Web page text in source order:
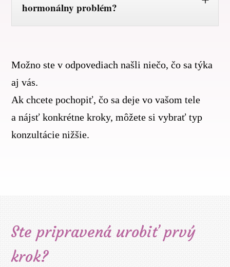
hormonálny problém?
Možno ste v odpovediach našli niečo, čo sa týka
aj vás.
Ak chcete pochopiť, čo sa deje vo vašom tele
a nájsť konkrétne kroky, môžete si vybrať typ
konzultácie nižšie.
Ste pripravená urobiť prvý
krok?